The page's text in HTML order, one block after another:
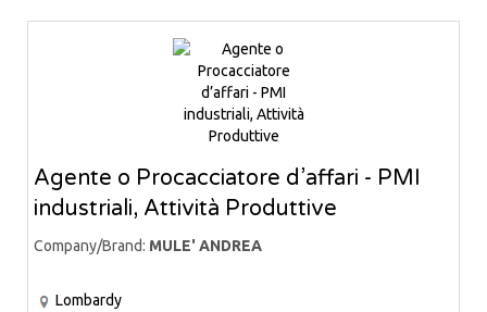
Agente o Procacciatore d’affari - PMI
industriali, Attività Produttive
Company/Brand: MULE' ANDREA
Lombardy